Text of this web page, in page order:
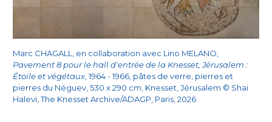
Marc CHAGALL, en collaboration avec Lino MELANO,
Pavement 8 pour le hall d'entrée de la Knesset, Jérusalem :
Étoile et végétaux, 1964 - 1966, pâtes de verre, pierres et
pierres du Néguev, 530 x 290 cm, Knesset, Jérusalem © Shai
Halevi, The Knesset Archive/ADAGP, Paris, 2026